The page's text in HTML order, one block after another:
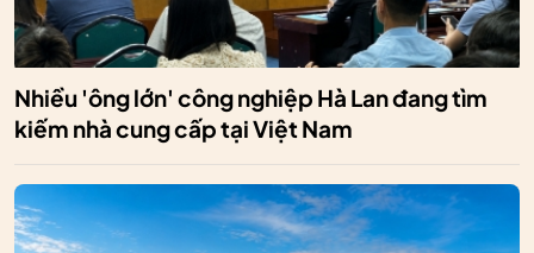
Nhiều 'ông lớn' công nghiệp Hà Lan đang tìm
kiếm nhà cung cấp tại Việt Nam